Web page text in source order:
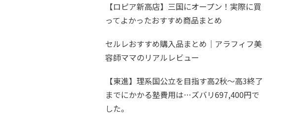
【ロピア新高店】三国にオープン！実際に買
ってよかったおすすめ商品まとめ
セルレおすすめ購入品まとめ｜アラフィフ美
容師ママのリアルレビュー
【東進】理系国公立を目指す高2秋〜高3終了
までにかかる塾費用は…ズバリ697,400円で
した。